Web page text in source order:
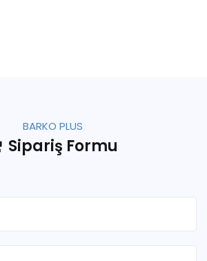
BARKO PLUS
Sipariş Formu